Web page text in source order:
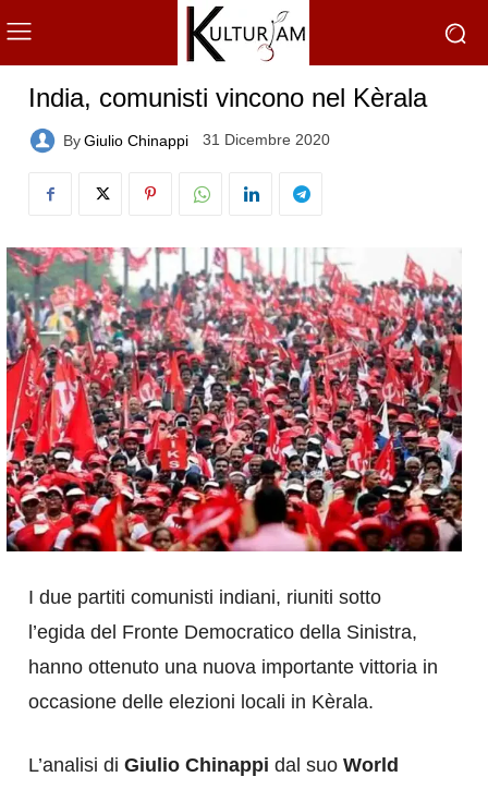
India, comunisti vincono nel Kèrala
ByGiulio Chinappi 31 Dicembre 2020
I due partiti comunisti indiani, riuniti sotto
l’egida del Fronte Democratico della Sinistra,
hanno ottenuto una nuova importante vittoria in
occasione delle elezioni locali in Kèrala.
L’analisi di Giulio Chinappi dal suo World